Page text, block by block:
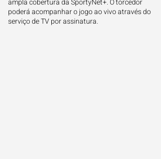
ampla cobertura da SportyNet+. O torcedor
poderá acompanhar o jogo ao vivo através do
serviço de TV por assinatura.